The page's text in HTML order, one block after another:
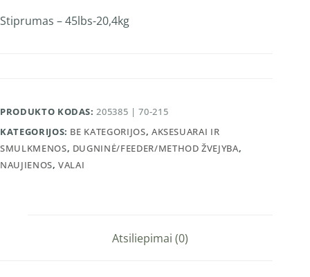
Stiprumas – 45lbs-20,4kg
PRODUKTO KODAS:205385 | 70-215
KATEGORIJOS: BE KATEGORIJOS, AKSESUARAI IR
SMULKMENOS, DUGNINĖ/FEEDER/METHOD ŽVEJYBA,
NAUJIENOS,VALAI
Atsiliepimai (0)